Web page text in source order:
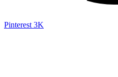
Pinterest 3K